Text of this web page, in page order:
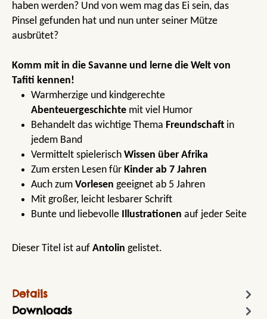
haben werden? Und von wem mag das Ei sein, das
Pinsel gefunden hat und nun unter seiner Mütze
ausbrütet?
Komm mit in die Savanne und lerne die Welt von
Tafiti kennen!
Warmherzige und kindgerechte
Abenteuergeschichte mit viel Humor
Behandelt das wichtige Thema Freundschaft in
jedem Band
Vermittelt spielerisch Wissen über Afrika
Zum ersten Lesen für Kinder ab 7 Jahren
Auch zum Vorlesen geeignet ab 5 Jahren
Mit großer, leicht lesbarer Schrift
Bunte und liebevolle Illustrationen auf jeder Seite
Dieser Titel ist auf Antolin gelistet.
Details
Downloads